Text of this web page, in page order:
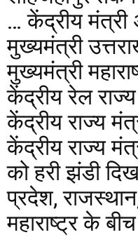
… केंद्रीय मंत्री
मुख्यमंत्री
मुख्यमंत्री
केंद्रीय रेल
केंद्रीय राज्य
केंद्रीय राज्य
को हरी झंडी
प्रदेश,
महाराष्ट्र के